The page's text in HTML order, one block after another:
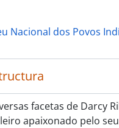
Nacional dos Povos
facetas de Darcy
apaixonado pelo